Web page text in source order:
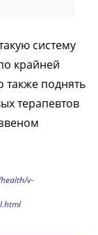
систему
крайней
также поднять
терапевтов
v-